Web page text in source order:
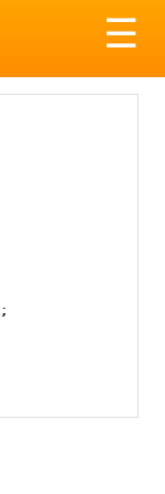
☰
;